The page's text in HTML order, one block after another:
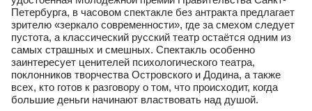
Петербурга, в часовом спектакле без антракта предлагает
зрителю «зеркало современности», где за смехом следует
пустота, а классический русский театр остаётся одним из
самых страшных и смешных. Спектакль особенно
заинтересует ценителей психологического театра,
поклонников творчества Островского и Додина, а также
всех, кто готов к разговору о том, что происходит, когда
большие деньги начинают властвовать над душой.